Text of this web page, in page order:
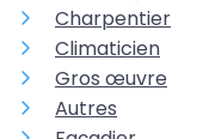
Charpentier
Climaticien
Gros œuvre
Autres